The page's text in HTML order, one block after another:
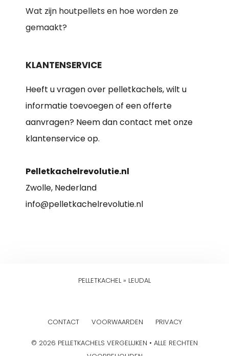
Wat zijn houtpellets en hoe worden ze
gemaakt?
KLANTENSERVICE
Heeft u vragen over pelletkachels, wilt u
informatie toevoegen of een offerte
aanvragen? Neem dan contact met onze
klantenservice op.
Pelletkachelrevolutie.nl
Zwolle, Nederland
info@pelletkachelrevolutie.nl
PELLETKACHEL» LEUDAL
CONTACT VOORWAARDEN PRIVACY
© 2026 PELLETKACHELS VERGELIJKEN • ALLE RECHTEN